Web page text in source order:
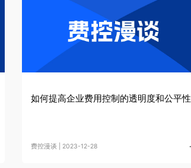
如何提高企业费用控制的透明度和公平性
费控漫谈 | 2023-12-28